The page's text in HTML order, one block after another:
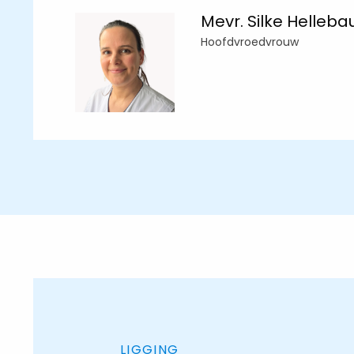
Mevr. Silke
Hoofdvroedvrouw
LIGGING